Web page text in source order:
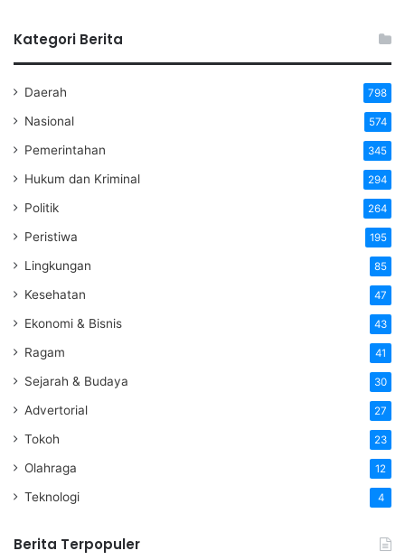
Kategori Berita
Daerah 798
Nasional 574
Pemerintahan 345
Hukum dan Kriminal 294
Politik 264
Peristiwa 195
Lingkungan 85
Kesehatan 47
Ekonomi & Bisnis 43
Ragam 41
Sejarah & Budaya 30
Advertorial 27
Tokoh 23
Olahraga 12
Teknologi 4
Berita Terpopuler